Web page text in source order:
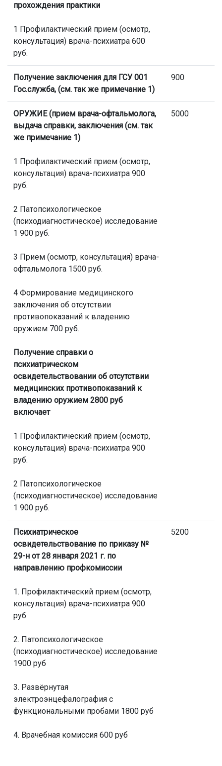
прохождения практики
1 Профилактический прием (осмотр,
консультация) врача-психиатра 600
руб.
Получение заключения для ГСУ 001
Гос.служба, (см. так же примечание 1)
900
ОРУЖИЕ (прием врача-офтальмолога,
выдача справки, заключения (см. так
же примечание 1)
1 Профилактический прием (осмотр,
консультация) врача-психиатра 900
руб.
2 Патопсихологическое
(психодиагностическое) исследование
1 900 руб.
3 Прием (осмотр, консультация) врача-
офтальмолога 1500 руб.
4 Формирование медицинского
заключения об отсутствии
противопоказаний к владению
оружием 700 руб.
Получение справки о
психиатрическом
освидетельствовании об отсутствии
медицинских противопоказаний к
владению оружием 2800 руб
включает
1 Профилактический прием (осмотр,
консультация) врача-психиатра 900
руб.
2 Патопсихологическое
(психодиагностическое) исследование
1 900 руб.
5000
Психиатрическое
освидетельствование по приказу №
29-н от 28 января 2021 г. по
направлению профкомиссии
1. Профилактический прием (осмотр,
консультация) врача-психиатра 900
руб
2. Патопсихологическое
(психодиагностическое) исследование
1900 руб
3. Развёрнутая
электроэнцефалография с
функциональными пробами 1800 руб
4. Врачебная комиссия 600 руб
5200